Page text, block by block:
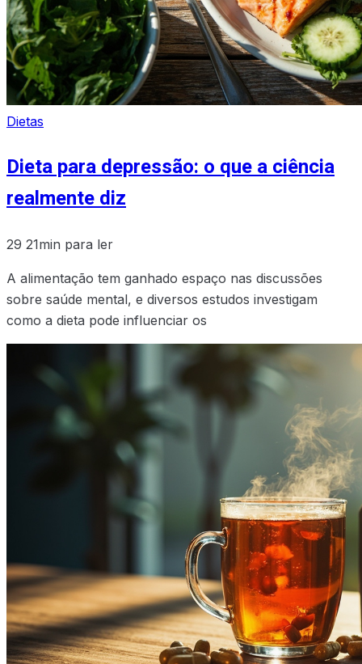
Dietas
Dieta para depressão: o que a ciência
realmente diz
29 21min para ler
A alimentação tem ganhado espaço nas discussões
sobre saúde mental, e diversos estudos investigam
como a dieta pode influenciar os